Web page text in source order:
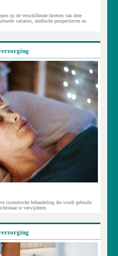
op de verschillende facetten van deze
variaties, medische perspectieven en
cosmetische behandeling die wordt gebruikt
te verwijderen.